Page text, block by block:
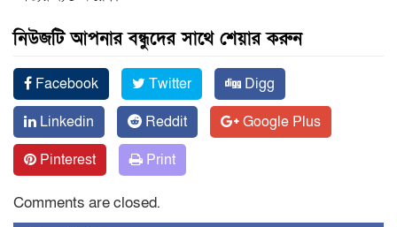
নিউজটি আপনার বন্ধুদের সাথে শেয়ার করুন
Facebook Twitter
Digg
Linkedin
Reddit
Google Plus
Pinterest
Print
Comments are closed.